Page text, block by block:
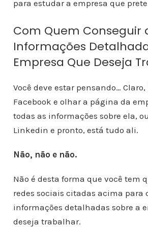
para estudar a empresa que
Com Quem Conseguir
Informações
Empresa Que Deseja
Você deve estar pensando…
Facebook e olhar a página da
todas as informações sobre ela,
Linkedin e pronto, está tudo ali.
Não, não e não.
Não é desta forma que você tem
redes sociais citadas acima para
informações detalhadas sobre a
deseja trabalhar.